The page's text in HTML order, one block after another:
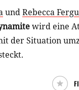
undRebecca
wird eine
der Situation